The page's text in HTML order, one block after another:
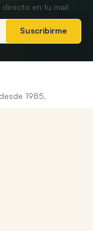
Suscribirme
1985.